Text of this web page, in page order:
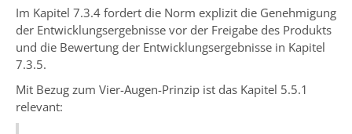
Im Kapitel 7.3.4 fordert die Norm explizit die Genehmigung
der Entwicklungsergebnisse vor der Freigabe des Produkts
und die Bewertung der Entwicklungsergebnisse in Kapitel
7.3.5.
Mit Bezug zum Vier-Augen-Prinzip ist das Kapitel 5.5.1
relevant: